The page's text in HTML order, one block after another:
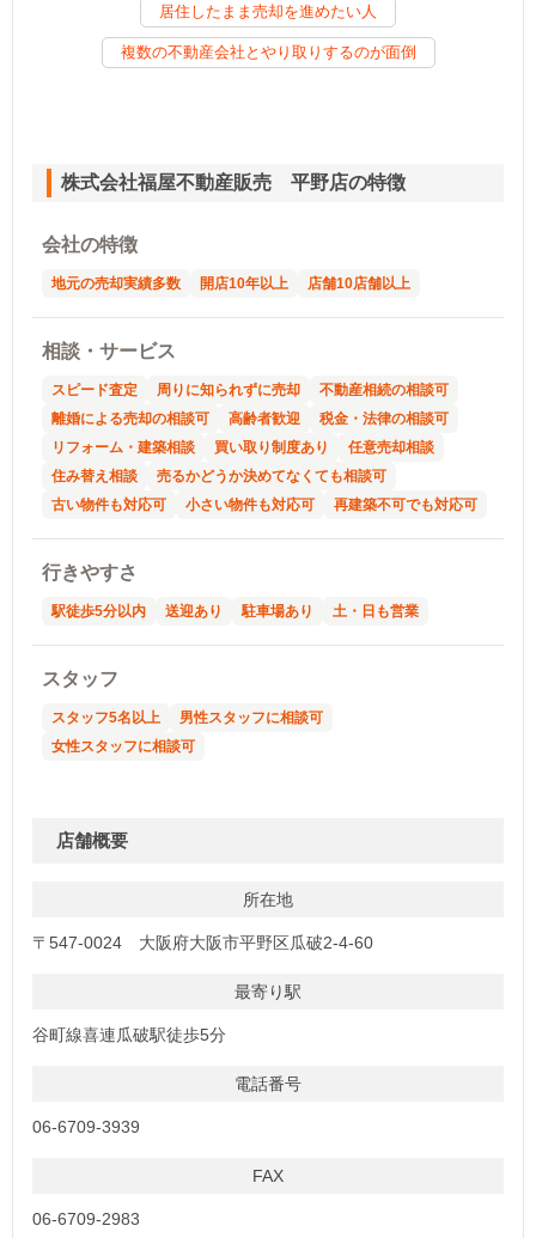
居住したまま売却を進めたい人
複数の不動産会社とやり取りするのが面倒
株式会社福屋不動産販売 平野店の特徴
会社の特徴
地元の売却実績多数 開店10年以上 店舗10店舗以上
相談・サービス
スピード査定 周りに知られずに売却
不動産相続の相談可
離婚による売却の相談可
高齢者歓迎
税金・法律の相談可
リフォーム・建築相談
買い取り制度あり
任意売却相談
住み替え相談
売るかどうか決めてなくても相談可
古い物件も対応可
小さい物件も対応可 再建築不可でも対応可
行きやすさ
駅徒歩5分以内 送迎あり 駐車場あり 土・日も営業
スタッフ
スタッフ5名以上
男性スタッフに相談可
女性スタッフに相談可
店舗概要
所在地
〒547-0024 大阪府大阪市平野区瓜破2-4-60
最寄り駅
谷町線喜連瓜破駅徒歩5分
電話番号
06-6709-3939
FAX
06-6709-2983